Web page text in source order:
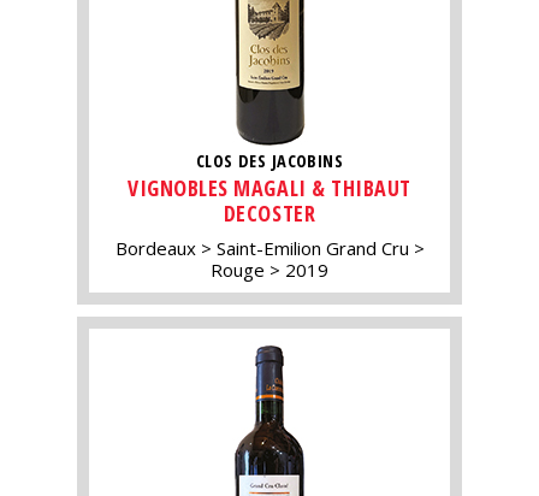
CLOS DES JACOBINS
VIGNOBLES MAGALI & THIBAUT
DECOSTER
Bordeaux
Saint-Emilion Grand Cru
Rouge
2019